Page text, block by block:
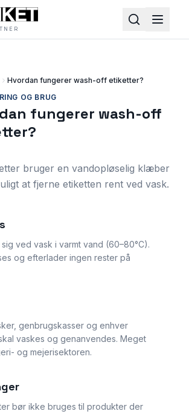
Hvordan fungerer wash-off etiketter?
OG BRUG
fungerer wash-off
bruger en vandopløselig klæber
at fjerne etiketten rent ved vask.
ved vask i varmt vand (60–80°C).
og efterlader ingen rester på
genbrugskasser og enhver
vaskes og genanvendes. Meget
og mejerisektoren.
bør ikke bruges til produkter der